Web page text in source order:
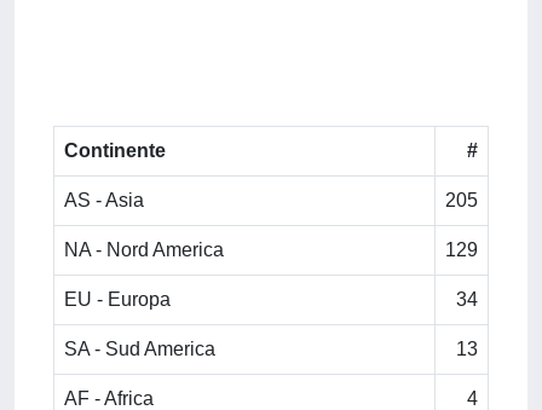
Continente #
AS - Asia 205
NA - Nord America 129
EU - Europa 34
SA - Sud America 13
AF - Africa 4